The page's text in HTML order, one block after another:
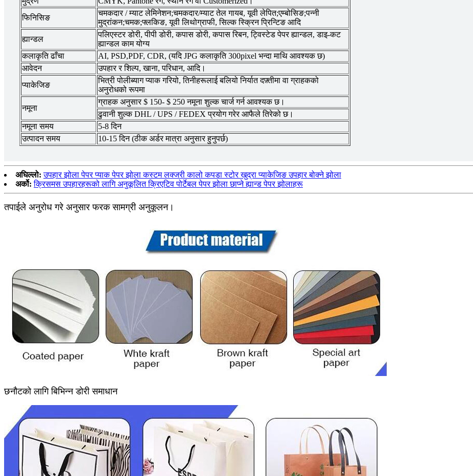
फिनिसिङ
चमकदार / म्याट लेमिनेशन;चमकदार/म्याट तेल गायब, यूवी लेपित;एम्बोसिङ;पन्नी
मुद्रांकन;चमक;फ्लकिङ, यूवी लिथोग्राफी, सिल्क स्क्रिन प्रिन्टिङ आदि
ह्यान्डल
पलिएस्टर डोरी, पीपी डोरी, कपास डोरी, कपास रिबन, ट्विस्टेड पेपर ह्यान्डल, डाइ-कट
ह्यान्डल काम योग्य
कलाकृति ढाँचा
AI, PSD,PDF, CDR, (यदि JPG कलाकृति 300pixel भन्दा माथि आवश्यक छ)
आवेदन
उपहार र शिल्प, खाना, परिधान, आदि।
प्याकेजिङ
भित्री पोलीब्याग प्याक गरियो, तिनीहरूलाई बलियो निर्यात दफ़्तीमा वा ग्राहकको
अनुरोधको रूपमा
नमूना
ग्राहक अनुसार $ 150- $ 250 नमूना शुल्क चार्ज गर्न आवश्यक छ।
ढुवानी शुल्क DHL / UPS / FEDEX प्रयोग गरेर आफैले तिरेको छ।
नमूना समय
5-8 दिन
उत्पादन समय
10-15 दिन (ठीक अर्डर मात्रा अनुसार हुनुपर्छ)
अघिल्लो: उपहार झोला पेपर प्याक पेपर झोला कस्टम लक्जरी कालो कपडा स्टोर खुद्रा प्याकेजिङ उपहार बोक्ने झोला
अर्को: क्रिसमस उपहारहरूको लागि अनुकूलित क्रिएटिव पोर्टेबल पेपर झोला छाप्ने ह्यान्ड पेपर झोलाहरू
तपाईले अनुरोध गरे अनुसार फरक सामग्री अनुकूलन।
छनौटको लागि बिभिन्न डोरी समाधान